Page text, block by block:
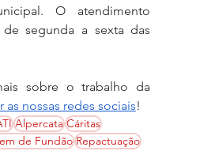
O atendimento
segunda a sexta das
sobre o trabalho da
as nossas redes sociais!
Alpercata Cáritas
de Fundão Repactuação